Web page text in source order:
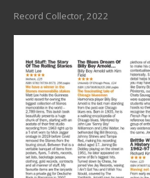
Record Collector, 2022